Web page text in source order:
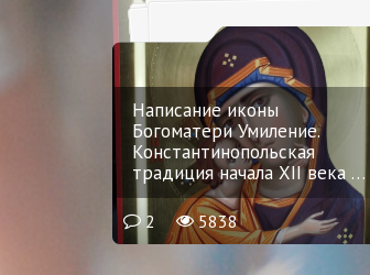
Написание иконы
Богоматери Умиление.
Константинопольская
традиция начала XII века …
2 5838